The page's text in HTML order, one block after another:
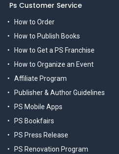
Ps Customer Service
How to Order
How to Publish Books
How to Get a PS Franchise
How to Organize an Event
Affiliate Program
Publisher & Author Guidelines
PS Mobile Apps
PS Bookfairs
PS Press Release
PS Renovation Program